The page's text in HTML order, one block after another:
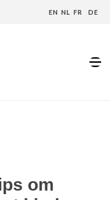
EN NL FR DE
om veilig te fietsen
om